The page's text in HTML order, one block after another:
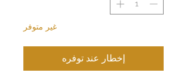
غير متوفر
إخطار عند توفره